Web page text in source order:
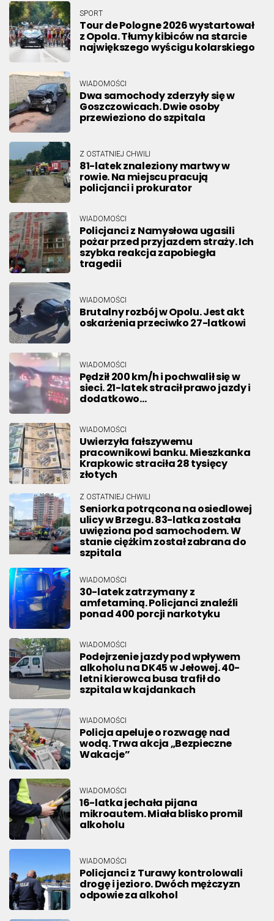
SPORT
Tour de Pologne 2026 wystartował
z Opola. Tłumy kibiców na starcie
największego wyścigu kolarskiego
WIADOMOŚCI
Dwa samochody zderzyły się w
Goszczowicach. Dwie osoby
przewieziono do szpitala
Z OSTATNIEJ CHWILI
81-latek znaleziony martwy w
rowie. Na miejscu pracują
policjanci i prokurator
WIADOMOŚCI
Policjanci z Namysłowa ugasili
pożar przed przyjazdem straży. Ich
szybka reakcja zapobiegła
tragedii
WIADOMOŚCI
Brutalny rozbój w Opolu. Jest akt
oskarżenia przeciwko 27-latkowi
WIADOMOŚCI
Pędził 200 km/h i pochwalił się w
sieci. 21-latek stracił prawo jazdy i
dodatkowo…
WIADOMOŚCI
Uwierzyła fałszywemu
pracownikowi banku. Mieszkanka
Krapkowic straciła 28 tysięcy
złotych
Z OSTATNIEJ CHWILI
Seniorka potrącona na osiedlowej
ulicy w Brzegu. 83-latka została
uwięziona pod samochodem. W
stanie ciężkim został zabrana do
szpitala
WIADOMOŚCI
30-latek zatrzymany z
amfetaminą. Policjanci znaleźli
ponad 400 porcji narkotyku
WIADOMOŚCI
Podejrzenie jazdy pod wpływem
alkoholu na DK45 w Jełowej. 40-
letni kierowca busa trafił do
szpitala w kajdankach
WIADOMOŚCI
Policja apeluje o rozwagę nad
wodą. Trwa akcja „Bezpieczne
Wakacje”
WIADOMOŚCI
16-latka jechała pijana
mikroautem. Miała blisko promil
alkoholu
WIADOMOŚCI
Policjanci z Turawy kontrolowali
drogę i jezioro. Dwóch mężczyzn
odpowie za alkohol